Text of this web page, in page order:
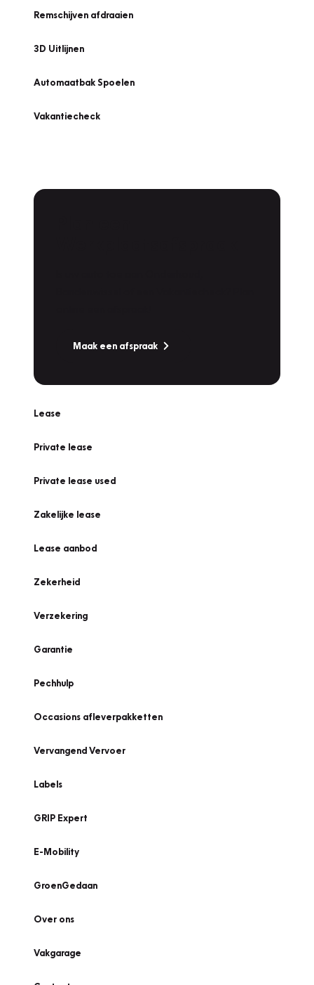
Remschijven afdraaien
3D Uitlijnen
Automaatbak Spoelen
Vakantiecheck
Maak een afspraak
Lease
Private lease
Private lease used
Zakelijke lease
Lease aanbod
Zekerheid
Verzekering
Garantie
Pechhulp
Occasions afleverpakketten
Vervangend Vervoer
Labels
GRIP Expert
E-Mobility
GroenGedaan
Over ons
Vakgarage